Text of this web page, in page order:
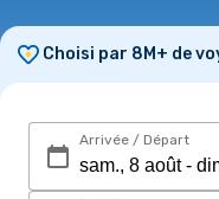
Choisi par 8M+ de
Arrivée / Départ